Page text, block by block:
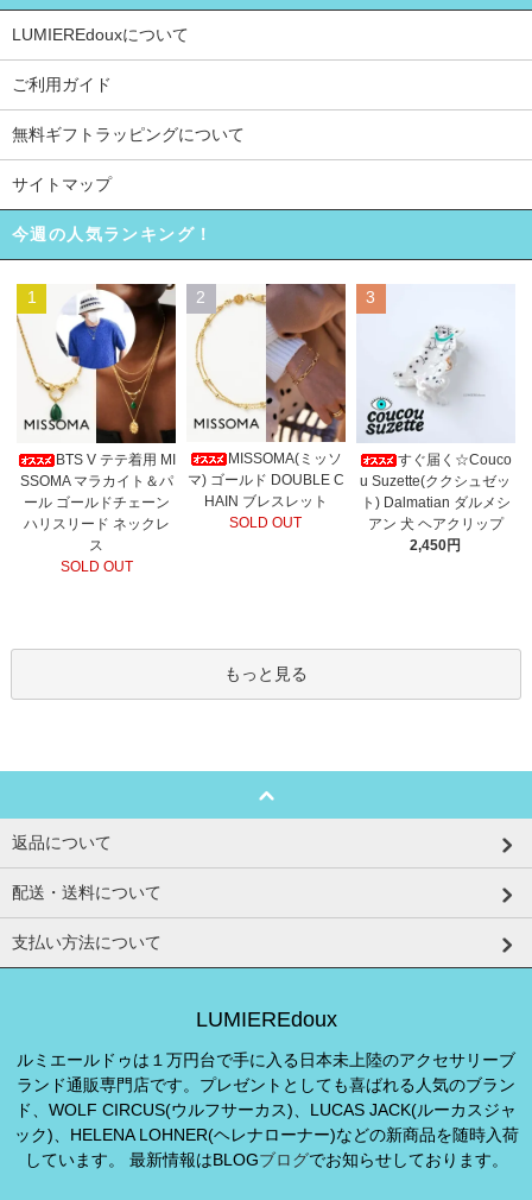
LUMIEREdouxについて
ご利用ガイド
無料ギフトラッピングについて
サイトマップ
今週の人気ランキング！
1
BTS V テテ着用 MI
SSOMA マラカイト＆パ
ール ゴールドチェーン
ハリスリード ネックレ
ス
SOLD OUT
2
MISSOMA(ミッソ
マ) ゴールド DOUBLE C
HAIN ブレスレット
SOLD OUT
3
すぐ届く☆Couco
u Suzette(ククシュゼッ
ト) Dalmatian ダルメシ
アン 犬 ヘアクリップ
2,450円
もっと見る
返品について
配送・送料について
支払い方法について
LUMIEREdoux
ルミエールドゥは１万円台で手に入る日本未上陸のアクセサリーブ
ランド通販専門店です。プレゼントとしても喜ばれる人気のブラン
ド、WOLF CIRCUS(ウルフサーカス)、LUCAS JACK(ルーカスジャ
ック)、HELENA LOHNER(ヘレナローナー)などの新商品を随時入荷
しています。 最新情報はBLOGブログでお知らせしております。